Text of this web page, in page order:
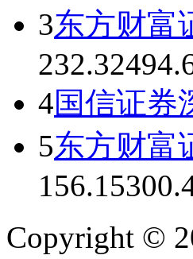
3东方财富
232.32
4国信证券
5东方财富
156.15
Copyright ©